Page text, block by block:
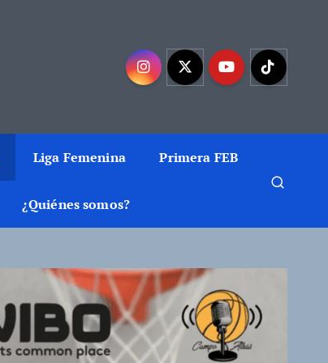
Liga Femenina Primera FEB
¿Quiénes somos?